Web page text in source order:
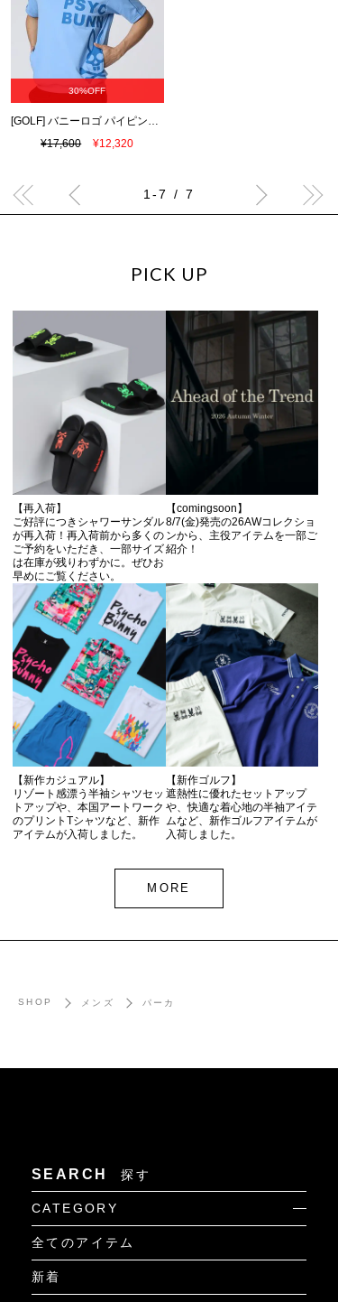
30%OFF
¥17,600
¥12,320
1-7 / 7
PICK UP
【再入荷】
ご好評につきシャワーサンダル
が再入荷！再入荷前から多くの
ご予約をいただき、一部サイズ
は在庫が残りわずかに。ぜひお
早めにご覧ください。
【comingsoon】
8/7(金)発売の26AWコレクショ
ンから、主役アイテムを一部ご
紹介！
【新作カジュアル】
リゾート感漂う半袖シャツセッ
トアップや、本国アートワーク
のプリントTシャツなど、新作
アイテムが入荷しました。
【新作ゴルフ】
遮熱性に優れたセットアップ
や、快適な着心地の半袖アイテ
ムなど、新作ゴルフアイテムが
入荷しました。
MORE
SHOP メンズ パーカ
SEARCH 探す
CATEGORY
全てのアイテム
新着